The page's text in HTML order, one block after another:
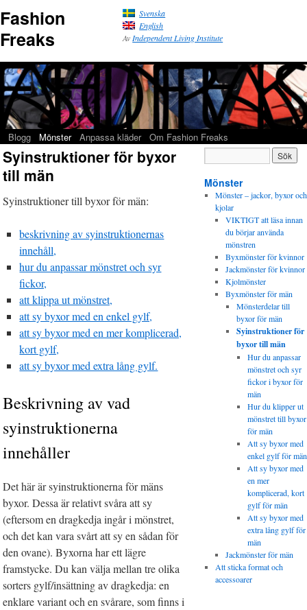
Fashion
Freaks
Svenska
English
Av Independent Living Institute
Blogg Mönster Anpassa kläder Om Fashion Freaks
Syinstruktioner för byxor
till män
Syinstruktioner till byxor för män:
beskrivning av syinstruktionernas
innehåll,
hur du anpassar mönstret och syr
fickor,
att klippa ut mönstret,
att sy byxor med en enkel gylf,
att sy byxor med en mer komplicerad,
kort gylf,
att sy byxor med extra lång gylf.
Beskrivning av vad
syinstruktionerna
innehåller
Det här är syinstruktionerna för mäns
byxor. Dessa är relativt svåra att sy
(eftersom en dragkedja ingår i mönstret,
och det kan vara svårt att sy en sådan för
den ovane). Byxorna har ett lägre
framstycke. Du kan välja mellan tre olika
sorters gylf/insättning av dragkedja: en
enklare variant och en svårare, som finns i
Mönster
Mönster – jackor, byxor och
kjolar
VIKTIGT att läsa innan
du börjar använda
mönstren
Byxmönster för kvinnor
Jackmönster för kvinnor
Kjolmönster
Byxmönster för män
Mönsterdelar till
byxor för män
Syinstruktioner för
byxor till män
Hur du anpassar
mönstret och syr
fickor i byxor för
män
Hur du klipper ut
mönstret till byxor
för män
Att sy byxor med
enkel gylf för män
Att sy byxor med
en mer
komplicerad, kort
gylf för män
Att sy byxor med
extra lång gylf för
män
Jackmönster för män
Att sticka format och
accessoarer